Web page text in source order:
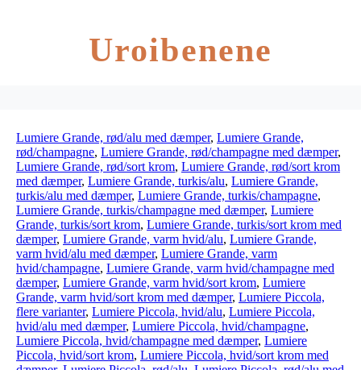
Uroibenene
Lumiere Grande, rød/alu med dæmper, Lumiere Grande,
rød/champagne, Lumiere Grande, rød/champagne med dæmper,
Lumiere Grande, rød/sort krom, Lumiere Grande, rød/sort krom
med dæmper, Lumiere Grande, turkis/alu, Lumiere Grande,
turkis/alu med dæmper, Lumiere Grande, turkis/champagne,
Lumiere Grande, turkis/champagne med dæmper, Lumiere
Grande, turkis/sort krom, Lumiere Grande, turkis/sort krom med
dæmper, Lumiere Grande, varm hvid/alu, Lumiere Grande,
varm hvid/alu med dæmper, Lumiere Grande, varm
hvid/champagne, Lumiere Grande, varm hvid/champagne med
dæmper, Lumiere Grande, varm hvid/sort krom, Lumiere
Grande, varm hvid/sort krom med dæmper, Lumiere Piccola,
flere varianter, Lumiere Piccola, hvid/alu, Lumiere Piccola,
hvid/alu med dæmper, Lumiere Piccola, hvid/champagne,
Lumiere Piccola, hvid/champagne med dæmper, Lumiere
Piccola, hvid/sort krom, Lumiere Piccola, hvid/sort krom med